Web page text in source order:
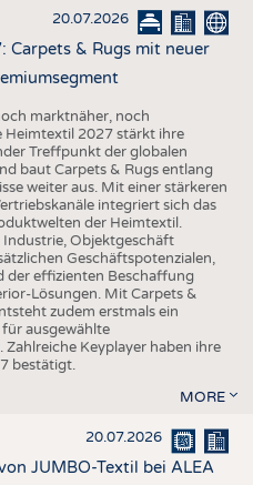
20.07.2026
Carpets & Rugs mit neuer
marktnäher, noch
Heimtextil 2027 stärkt ihre
Treffpunkt der globalen
baut Carpets & Rugs entlang
weiter aus. Mit einer stärkeren
integriert sich das
der Heimtextil.
Industrie, Objektgeschäft
Geschäftspotenzialen,
der effizienten Beschaffung
Lösungen. Mit Carpets &
zudem erstmals ein
ausgewählte
Zahlreiche Keyplayer haben ihre
bestätigt.
MORE
20.07.2026
JUMBO-Textil bei ALEA